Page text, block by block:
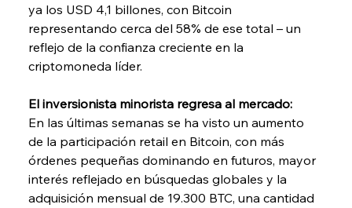
ya los USD 4,1 billones, con Bitcoin
representando cerca del 58% de ese total – un
reflejo de la confianza creciente en la
criptomoneda líder.
El inversionista minorista regresa al mercado:
En las últimas semanas se ha visto un aumento
de la participación retail en Bitcoin, con más
órdenes pequeñas dominando en futuros, mayor
interés reflejado en búsquedas globales y la
adquisición mensual de 19.300 BTC, una cantidad